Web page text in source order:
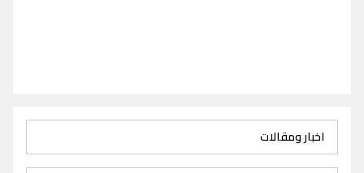
اخبار ومقالات